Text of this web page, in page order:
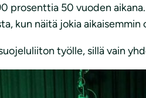
prosenttia 50 vuoden
kun näitä jokia aikaisemmin
työlle, sillä vain